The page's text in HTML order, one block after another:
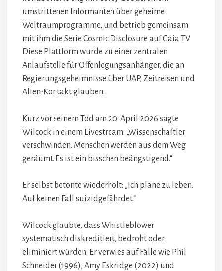
umstrittenen Informanten über geheime
Weltraumprogramme, und betrieb gemeinsam
mit ihm die Serie Cosmic Disclosure auf Gaia TV.
Diese Plattform wurde zu einer zentralen
Anlaufstelle für Offenlegungsanhänger, die an
Regierungsgeheimnisse über UAP, Zeitreisen und
Alien-Kontakt glauben.
Kurz vor seinem Tod am 20. April 2026 sagte
Wilcock in einem Livestream: „Wissenschaftler
verschwinden. Menschen werden aus dem Weg
geräumt. Es ist ein bisschen beängstigend.“
Er selbst betonte wiederholt: „Ich plane zu leben.
Auf keinen Fall suizidgefährdet.“
Wilcock glaubte, dass Whistleblower
systematisch diskreditiert, bedroht oder
eliminiert würden. Er verwies auf Fälle wie Phil
Schneider (1996), Amy Eskridge (2022) und